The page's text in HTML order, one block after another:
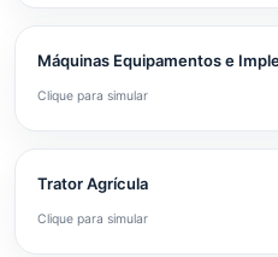
Máquinas Equipamentos e
Clique para simular
Trator Agrícula
Clique para simular